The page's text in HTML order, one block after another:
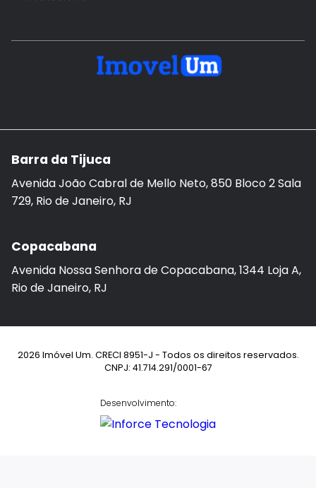
Barra da Tijuca
Avenida João Cabral de Mello Neto, 850 Bloco 2 Sala
729, Rio de Janeiro, RJ
Copacabana
Avenida Nossa Senhora de Copacabana, 1344 Loja A,
Rio de Janeiro, RJ
2026 Imóvel Um. CRECI 8951-J - Todos os direitos reservados.
CNPJ: 41.714.291/0001-67
Desenvolvimento: